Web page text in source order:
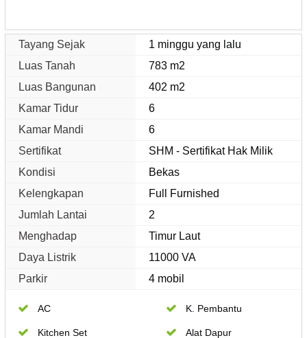
Tayang Sejak
1 minggu yang lalu
Luas Tanah
783 m2
Luas Bangunan
402 m2
Kamar Tidur
6
Kamar Mandi
6
Sertifikat
SHM - Sertifikat Hak Milik
Kondisi
Bekas
Kelengkapan
Full Furnished
Jumlah Lantai
2
Menghadap
Timur Laut
Daya Listrik
11000 VA
Parkir
4 mobil
AC K. Pembantu
Kitchen Set Alat Dapur